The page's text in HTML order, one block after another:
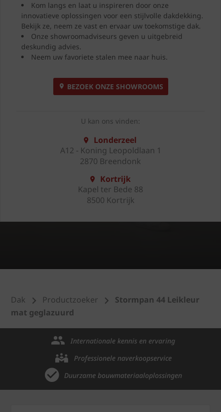
Kom langs en laat u inspireren door onze
innovatieve oplossingen voor een stijlvolle dakdekking.
Bekijk ze, neem ze vast en ervaar uw toekomstige dak.
Onze showroomadviseurs geven u uitgebreid
deskundig advies.
Neem uw favoriete stalen mee naar huis.
BEZOEK ONZE SHOWROOMS
U kan ons vinden:
Londerzeel
A12 - Koning Leopoldlaan 1
2870 Breendonk
Kortrijk
Kapel ter Bede 88
8500 Kortrijk
Dak Productzoeker
Stormpan 44 Leikleur
mat geglazuurd
Internationale kennis en ervaring
Professionele naverkoopservice
Duurzame bouwmateriaaloplossingen